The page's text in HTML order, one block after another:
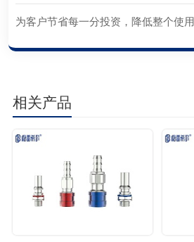
为客户节省每一分投资，降低整个使
相关产品